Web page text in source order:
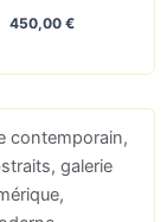
450,00 €